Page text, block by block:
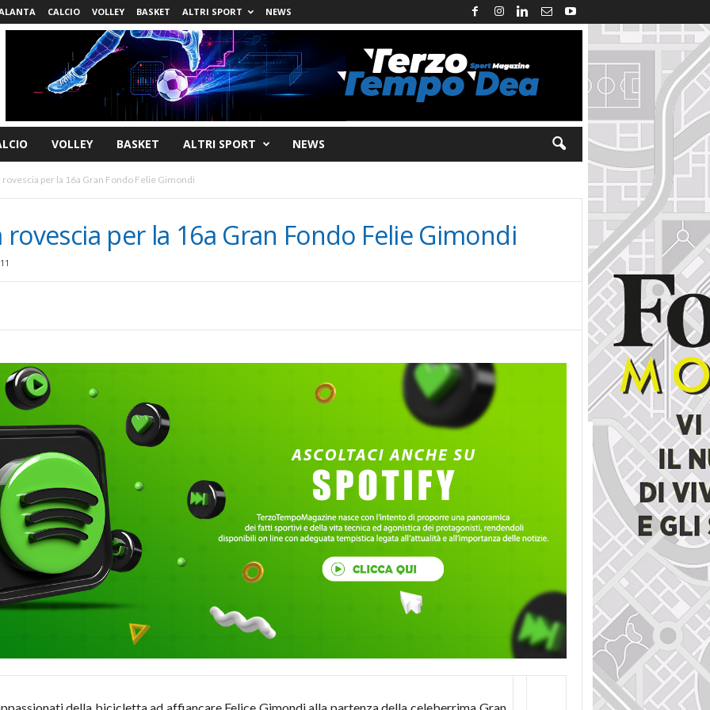
CALCIO VOLLEY BASKET ALTRI SPORT NEWS
VOLLEY BASKET ALTRI SPORT NEWS
per la 16a Gran Fondo Felie Gimondi
per la 16a Gran Fondo Felie Gimondi